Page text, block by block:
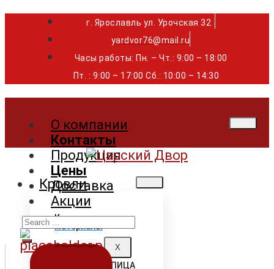
г. Ярославль ул. Урочская 32 ⁣⁣⁣⁣
yardvor76@mail.ru
Часы работы: Пн. – Чт.: 9:00 – 18:00
Пт. : 9:00 – 17:00 Сб.: 10:00 – 14:30
О компании
Контакты
Продукция
Цены
Доставка
Акции
X
Кровли
Кровельные
материалы
ГИБКАЯ ЧЕРЕПИЦА
Search
for: